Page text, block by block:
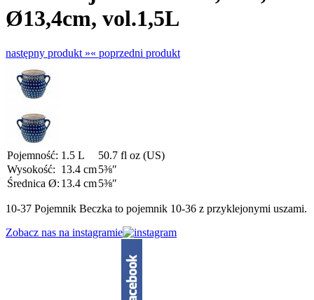
Ø13,4cm, vol.1,5L
następny produkt »« poprzedni produkt
Pojemność: 1.5 L
50.7 fl oz (US)
Wysokość: 13.4 cm5⅜″
Średnica Ø: 13.4 cm5⅜″
10-37 Pojemnik Beczka to pojemnik 10-36 z przyklejonymi uszami.
Zobacz nas na instagramie